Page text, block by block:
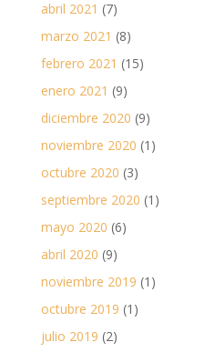
abril 2021 (7)
marzo 2021 (8)
febrero 2021 (15)
enero 2021 (9)
diciembre 2020 (9)
noviembre 2020 (1)
octubre 2020 (3)
septiembre 2020 (1)
mayo 2020 (6)
abril 2020 (9)
noviembre 2019 (1)
octubre 2019 (1)
julio 2019 (2)